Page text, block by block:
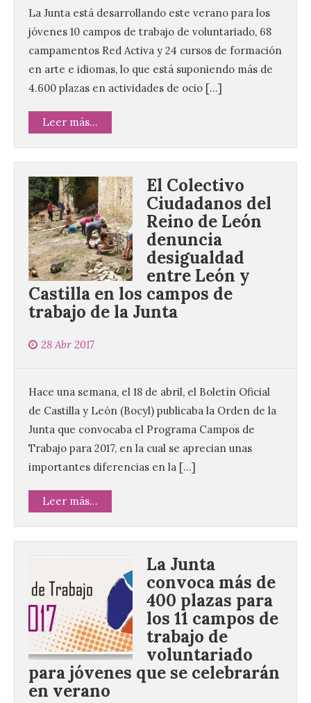
La Junta está desarrollando este verano para los
jóvenes 10 campos de trabajo de voluntariado, 68
campamentos Red Activa y 24 cursos de formación
en arte e idiomas, lo que está suponiendo más de
4.600 plazas en actividades de ocio […]
Leer más...
El Colectivo
Ciudadanos del
Reino de León
denuncia
desigualdad
entre León y
Castilla en los campos de
trabajo de la Junta
28 Abr 2017
Hace una semana, el 18 de abril, el Boletín Oficial
de Castilla y León (Bocyl) publicaba la Orden de la
Junta que convocaba el Programa Campos de
Trabajo para 2017, en la cual se aprecian unas
importantes diferencias en la […]
Leer más...
La Junta
convoca más de
400 plazas para
los 11 campos de
trabajo de
voluntariado
para jóvenes que se celebrarán
en verano